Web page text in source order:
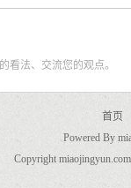
法、交流您的观点。
首页
Powered By
Copyright